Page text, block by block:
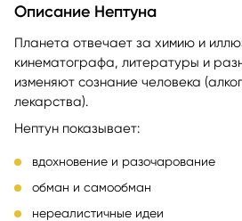
Описание Нептуна
Планета отвечает за химию и
кинематографа, литературы и
изменяют сознание человека
лекарства).
Нептун показывает:
вдохновение и разочарование
обман и самообман
нереалистичные идеи